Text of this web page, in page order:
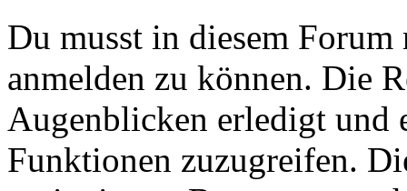
Du musst in diesem
anmelden zu können. Die
Augenblicken erledigt und
Funktionen zuzugreifen.